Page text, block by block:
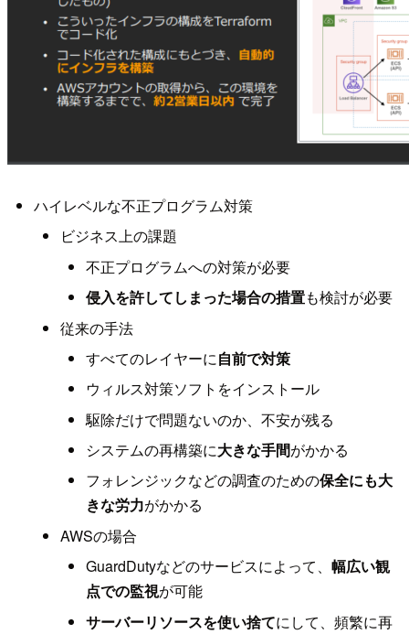
ハイレベルな不正プログラム対策
ビジネス上の課題
不正プログラムへの対策が必要
侵入を許してしまった場合の措置も検討が必要
従来の手法
すべてのレイヤーに自前で対策
ウィルス対策ソフトをインストール
駆除だけで問題ないのか、不安が残る
システムの再構築に大きな手間がかかる
フォレンジックなどの調査のための保全にも大
きな労力がかかる
AWSの場合
GuardDutyなどのサービスによって、幅広い観
点での監視が可能
サーバーリソースを使い捨てにして、頻繁に再